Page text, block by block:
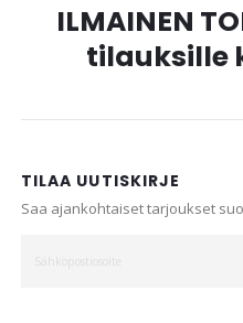
ILMAINEN
tilauksille
TILAA UUTISKIRJE
Saa ajankohtaiset tarjoukset